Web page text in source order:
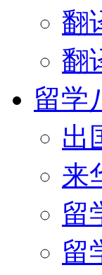
翻
翻
留学
出
来
留
留